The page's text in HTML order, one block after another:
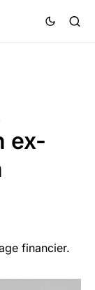
ex-
financier.